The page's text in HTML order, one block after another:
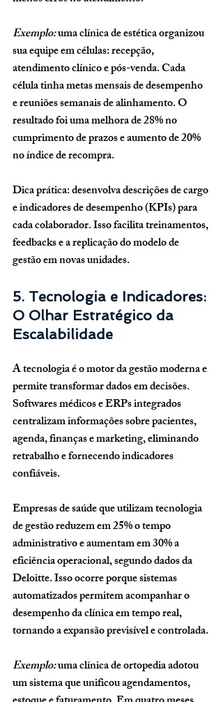
Exemplo: uma clínica de estética organizou
sua equipe em células: recepção,
atendimento clínico e pós-venda. Cada
célula tinha metas mensais de desempenho
e reuniões semanais de alinhamento. O
resultado foi uma melhora de 28% no
cumprimento de prazos e aumento de 20%
no índice de recompra.
Dica prática: desenvolva descrições de cargo
e indicadores de desempenho (KPIs) para
cada colaborador. Isso facilita treinamentos,
feedbacks e a replicação do modelo de
gestão em novas unidades.
5. Tecnologia e Indicadores:
O Olhar Estratégico da
Escalabilidade
A tecnologia é o motor da gestão moderna e
permite transformar dados em decisões.
Softwares médicos e ERPs integrados
centralizam informações sobre pacientes,
agenda, finanças e marketing, eliminando
retrabalho e fornecendo indicadores
confiáveis.
Empresas de saúde que utilizam tecnologia
de gestão reduzem em 25% o tempo
administrativo e aumentam em 30% a
eficiência operacional, segundo dados da
Deloitte. Isso ocorre porque sistemas
automatizados permitem acompanhar o
desempenho da clínica em tempo real,
tornando a expansão previsível e controlada.
Exemplo: uma clínica de ortopedia adotou
um sistema que unificou agendamentos,